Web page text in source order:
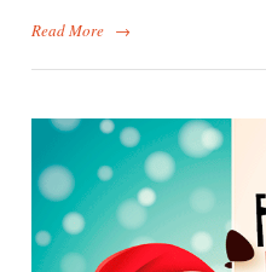
Read More →